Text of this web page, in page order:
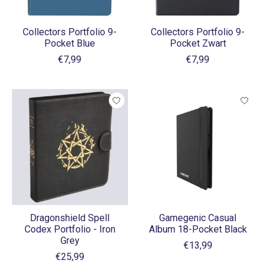
Collectors Portfolio 9-
Pocket Blue
€7,99
Collectors Portfolio 9-
Pocket Zwart
€7,99
Dragonshield Spell
Codex Portfolio - Iron
Grey
€25,99
Gamegenic Casual
Album 18-Pocket Black
€13,99